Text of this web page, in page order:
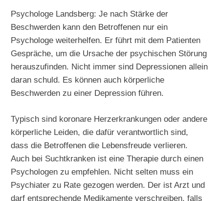
Psychologe Landsberg: Je nach Stärke der
Beschwerden kann den Betroffenen nur ein
Psychologe weiterhelfen. Er führt mit dem Patienten
Gespräche, um die Ursache der psychischen Störung
herauszufinden. Nicht immer sind Depressionen allein
daran schuld. Es können auch körperliche
Beschwerden zu einer Depression führen.
Typisch sind koronare Herzerkrankungen oder andere
körperliche Leiden, die dafür verantwortlich sind,
dass die Betroffenen die Lebensfreude verlieren.
Auch bei Suchtkranken ist eine Therapie durch einen
Psychologen zu empfehlen. Nicht selten muss ein
Psychiater zu Rate gezogen werden. Der ist Arzt und
darf entsprechende Medikamente verschreiben, falls